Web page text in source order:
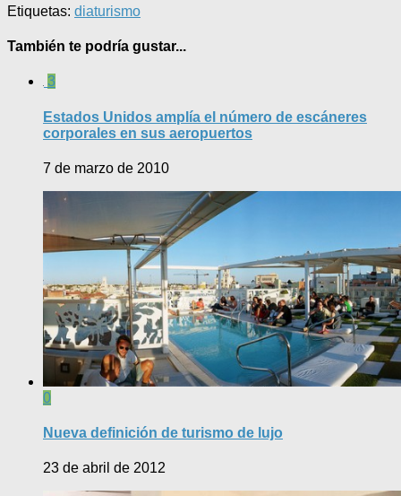
Etiquetas: diaturismo
También te podría gustar...
3
Estados Unidos amplía el número de escáneres
corporales en sus aeropuertos
7 de marzo de 2010
0
Nueva definición de turismo de lujo
23 de abril de 2012